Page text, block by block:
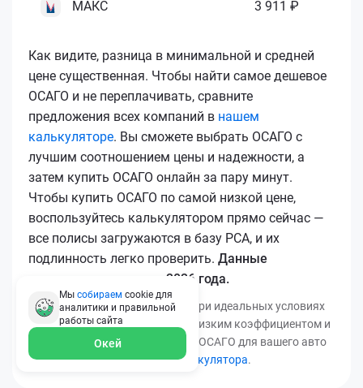
МАКС 3 911 ₽
Как видите, разница в минимальной и средней
цене существенная. Чтобы найти самое дешевое
ОСАГО и не переплачивать, сравните
предложения всех компаний в нашем
калькуляторе. Вы сможете выбрать ОСАГО с
лучшим соотношением цены и надежности, а
затем купить ОСАГО онлайн за пару минут.
Чтобы купить ОСАГО по самой низкой цене,
воспользуйтесь калькулятором прямо сейчас —
все полисы загружаются в базу РСА, и их
подлинность легко проверить. Данные
актуальны для марта 2026 года.
*Минимальная цена получена при идеальных условиях
(безаварийный стаж, регион с низким коэффициентом и
т.д.). Узнать точную стоимость ОСАГО для вашего авто
можно с помощьюнашего калькулятора.
Мы собираем cookie для
аналитики и правильной
работы сайта
Окей